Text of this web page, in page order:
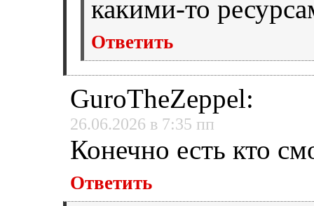
какими-то
Ответить
GuroTheZeppel:
26.06.2026 в 7:35 пп
Конечно есть кто
Ответить